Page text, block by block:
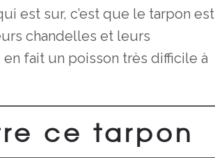
est sur, c’est que le tarpon est
chandelles et leurs
fait un poisson très difficile à
ce tarpon